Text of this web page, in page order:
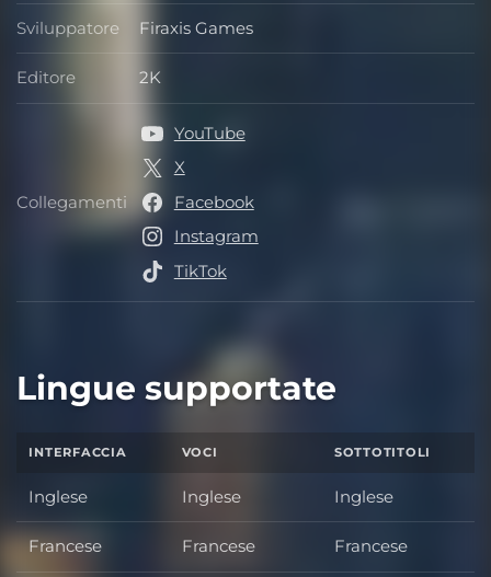
Sviluppatore Sviluppatore
Firaxis Games
Editore Editore
2K
Collegamenti Collegamenti
YouTube
X
Facebook
Instagram
TikTok
Lingue supportate
INTERFACCIA VOCI SOTTOTITOLI
Inglese Inglese Inglese
Francese Francese Francese